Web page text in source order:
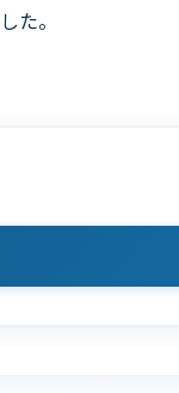
た。